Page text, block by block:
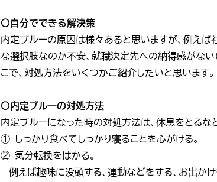
〇自分でできる解決策
内定ブルーの原因は様々あると思いますが、例えば
な選択肢なのか不安、就職決定先への納得感がない
こで、対処方法をいくつかご紹介したいと思います。
〇内定ブルーの対処方法
内定ブルーになった時の対処方法は、休息をとるな
① しっかり食べてしっかり寝ることを心がける。
② 気分転換をはかる。
例えば趣味に没頭する、運動などをする、お出か